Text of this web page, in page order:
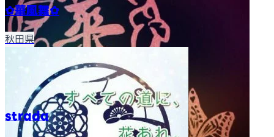
✿華風舞✿
秋田県
strada